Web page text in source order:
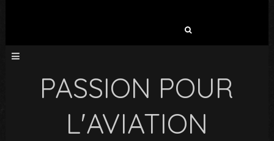
PASSION POUR
L'AVIATION